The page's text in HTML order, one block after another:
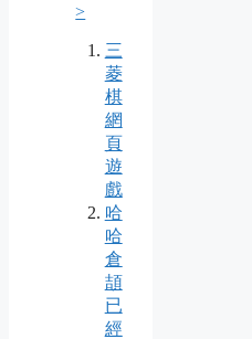
>
三
菱
棋
網
頁
遊
戲
哈
哈
倉
頡
已
經